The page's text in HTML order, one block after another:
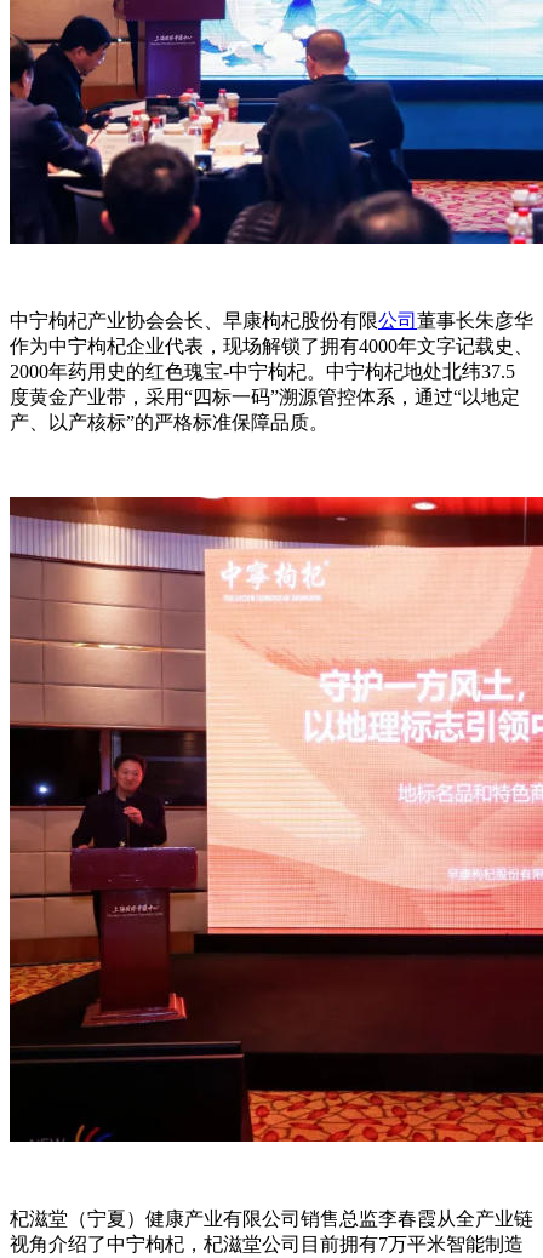
中宁枸杞产业协会会长、早康枸杞股份有限公司 董事长朱彦华
作为中宁枸杞企业代表，现场解锁了拥有4000年文字记载史、
2000年药用史的红色瑰宝-中宁枸杞。中宁枸杞地处北纬37.5
度黄金产业带，采用“四标一码”溯源管控体系，通过“以地定
产、以产核标”的严格标准保障品质。
杞滋堂（宁夏）健康产业有限公司销售总监李春霞从全产业链
视角介绍了中宁枸杞，杞滋堂公司目前拥有7万平米智能制造